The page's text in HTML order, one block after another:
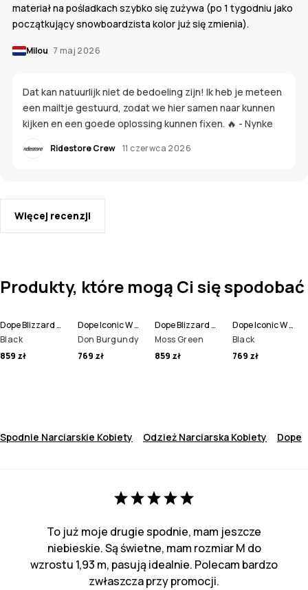
materiał na pośladkach szybko się zużywa (po 1 tygodniu jako
początkujący snowboardzista kolor już się zmienia).
Milou 7 maj 2026
Dat kan natuurlijk niet de bedoeling zijn! Ik heb je meteen
een mailtje gestuurd, zodat we hier samen naar kunnen
kijken en een goede oplossing kunnen fixen. 🔥 - Nynke
Ridestore Crew 11 czerwca 2026
Więcej recenzji
Produkty, które mogą Ci się spodobać
Dope Blizzard W Full Zip Kurtka Narciarska Kobiety
Black
859 zł
Dope Iconic W Spodnie Narciarskie Kobiety
Don Burgundy
769 zł
Dope Blizzard W Full Zip Kurtka Narciarska Kobiety
Moss Green
859 zł
Dope Iconic W Spodnie Narciarskie Kobiety
Black
769 zł
Spodnie Narciarskie Kobiety Odzież Narciarska Kobiety Dope
To już moje drugie spodnie, mam jeszcze
niebieskie. Są świetne, mam rozmiar M do
wzrostu 1,93 m, pasują idealnie. Polecam bardzo
zwłaszcza przy promocji.